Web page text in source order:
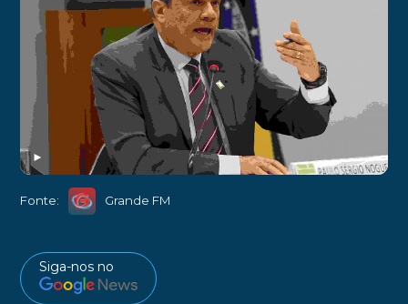
►
Fonte: Grande FM
Siga-nos no